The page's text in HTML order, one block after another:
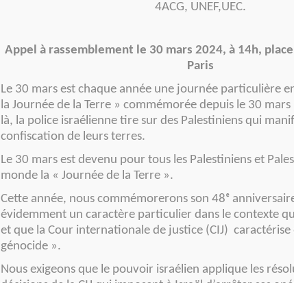
4ACG, UNEF,UEC.
Appel à rassemblement le 30 mars 2024, à 14h,
Paris
Le 30 mars est chaque année une journée particulière
la Journée de la Terre » commémorée depuis le 30
là, la police israélienne tire sur des Palestiniens qui
confiscation de leurs terres.
Le 30 mars est devenu pour tous les Palestiniens et
monde la « Journée de la Terre ».
Cette année, nous commémorerons son 48ᵉ
évidemment un caractère particulier dans le contexte
et que la Cour internationale de justice (CIJ) caractérise
génocide ».
Nous exigeons que le pouvoir israélien applique les